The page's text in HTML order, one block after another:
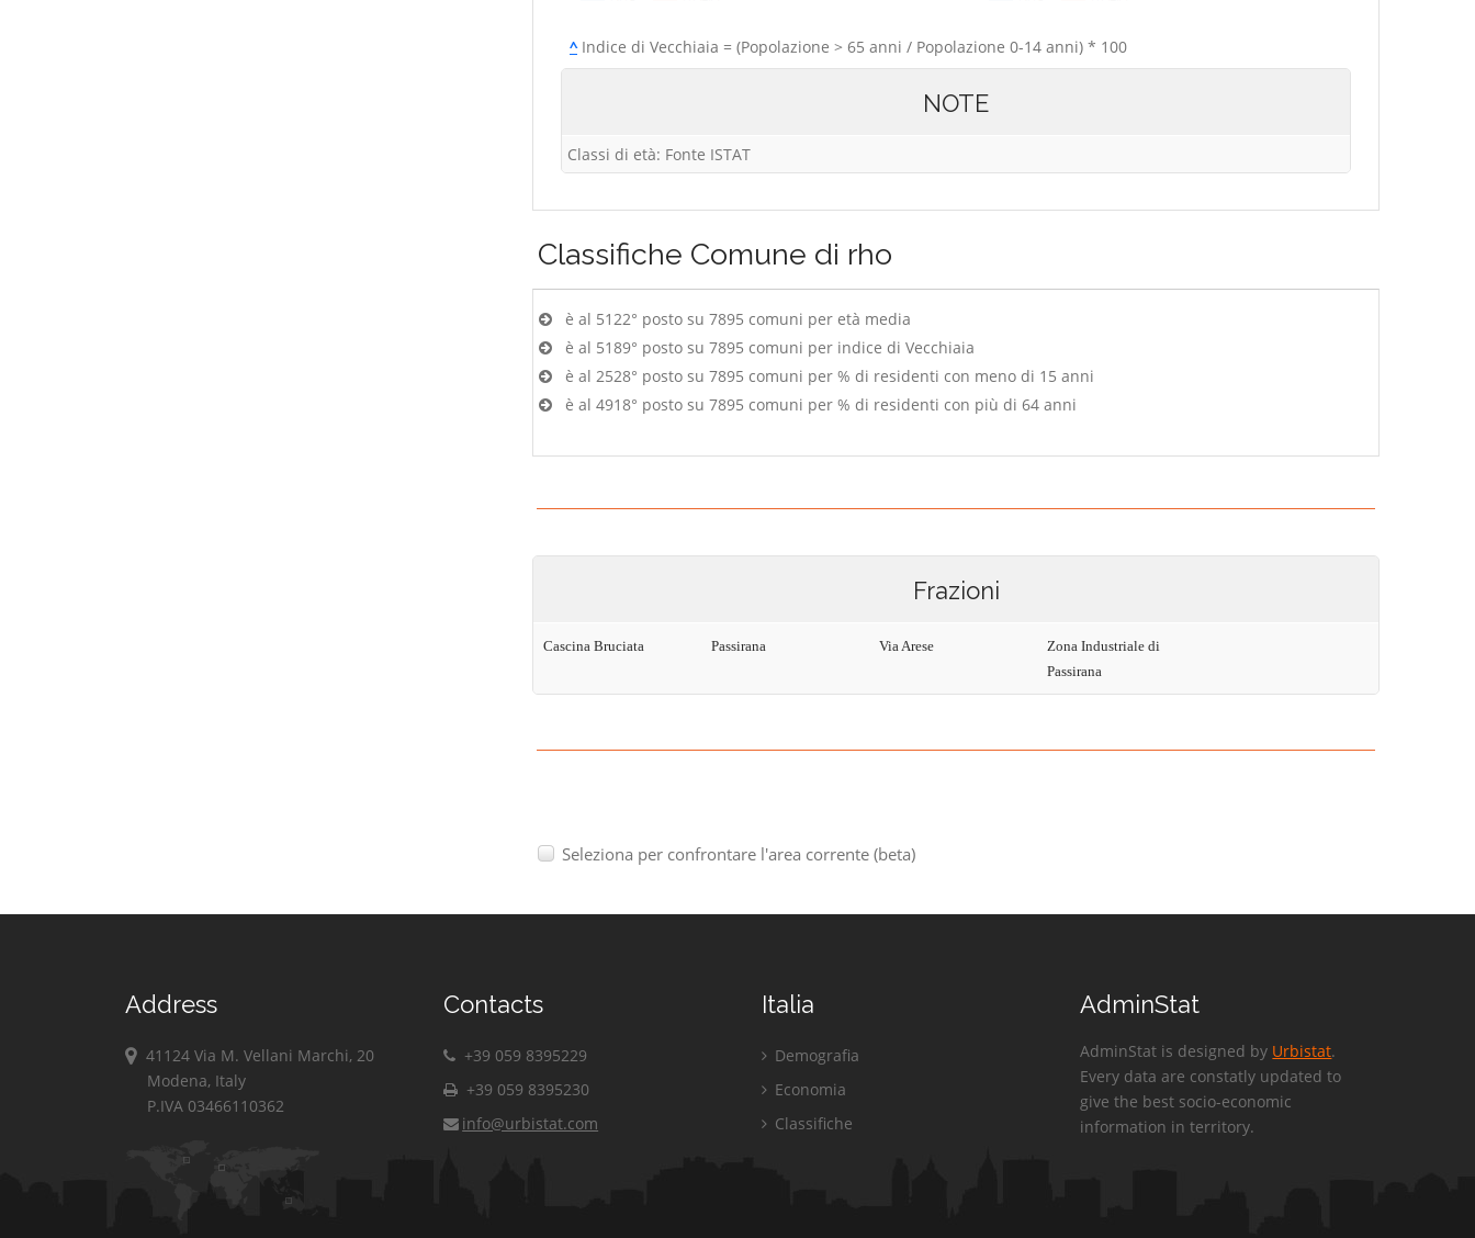
^Indice di Vecchiaia = (Popolazione > 65 anni / Popolazione 0-14 anni) * 100
NOTE
Classi di età: Fonte ISTAT
Classifiche Comune di rho
è al 5122° posto su 7895 comuni per età media
è al 5189° posto su 7895 comuni per indice di Vecchiaia
è al 2528° posto su 7895 comuni per % di residenti con meno di 15 anni
è al 4918° posto su 7895 comuni per % di residenti con più di 64 anni
Frazioni
Cascina Bruciata Passirana Via Arese
Zona Industriale di
Passirana
Seleziona per confrontare l'area corrente (beta)
Address
41124 Via M. Vellani Marchi, 20
Modena, Italy
P.IVA 03466110362
Contacts
+39 059 8395229
+39 059 8395230
info@urbistat.com
Italia
Demografia
Economia
Classifiche
AdminStat
AdminStat is designed by Urbistat.
Every data are constatly updated to
give the best socio-economic
information in territory.